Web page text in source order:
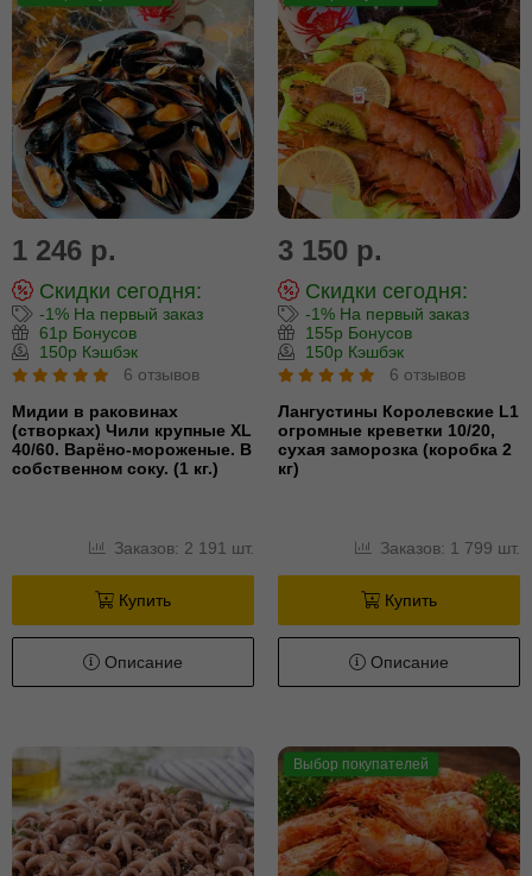
1 246 р.
Скидки сегодня:
-1% На первый заказ
61р Бонусов
150р Кэшбэк
6 отзывов
Мидии в раковинах
(створках) Чили крупные XL
40/60. Варёно-мороженые. В
собственном соку. (1 кг.)
Заказов: 2 191 шт.
Купить
Описание
3 150 р.
Скидки сегодня:
-1% На первый заказ
155р Бонусов
150р Кэшбэк
6 отзывов
Лангустины Королевские L1
огромные креветки 10/20,
сухая заморозка (коробка 2
кг)
Заказов: 1 799 шт.
Купить
Описание
Выбор покупателей